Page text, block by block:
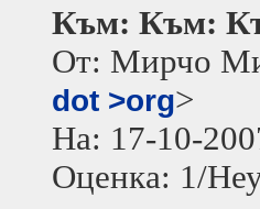
Към: Към:
От: Мирчо
dot >org>
На: 17-10-
Оценка: 1/